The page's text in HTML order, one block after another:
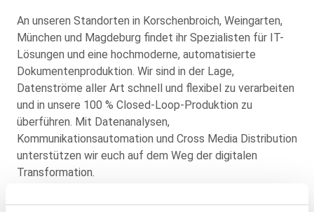
An unseren Standorten in Korschenbroich, Weingarten,
München und Magdeburg findet ihr Spezialisten für IT-
Lösungen und eine hochmoderne, automatisierte
Dokumentenproduktion. Wir sind in der Lage,
Datenströme aller Art schnell und flexibel zu verarbeiten
und in unsere 100 % Closed-Loop-Produktion zu
überführen. Mit Datenanalysen,
Kommunikationsautomation und Cross Media Distribution
unterstützen wir euch auf dem Weg der digitalen
Transformation.